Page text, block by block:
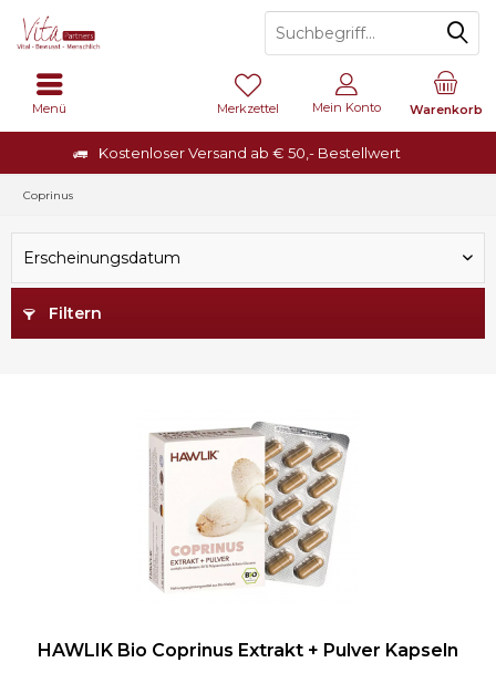
Kostenloser Versand ab € 50,- Bestellwert
Warenkorb
Merkzettel Mein Konto
Menü
Coprinus
Erscheinungsdatum
Filtern
HAWLIK Bio Coprinus Extrakt + Pulver Kapseln